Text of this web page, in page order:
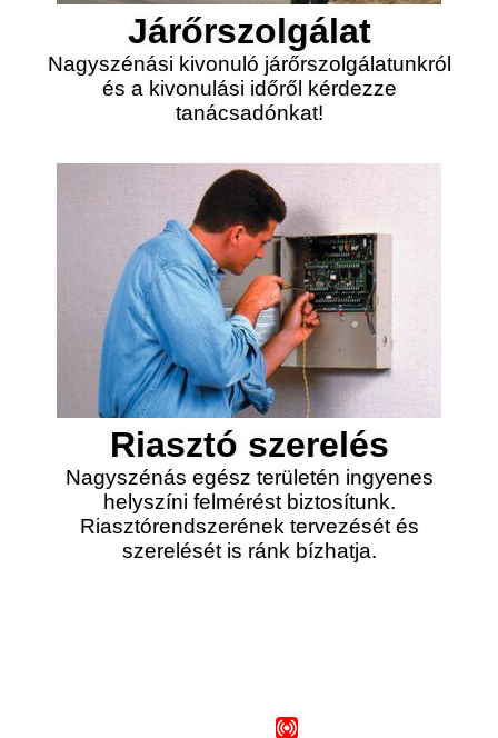
Járőrszolgálat
Nagyszénási kivonuló járőrszolgálatunkról
és a kivonulási időről kérdezze
tanácsadónkat!
Riasztó szerelés
Nagyszénás egész területén ingyenes
helyszíni felmérést biztosítunk.
Riasztórendszerének tervezését és
szerelését is ránk bízhatja.